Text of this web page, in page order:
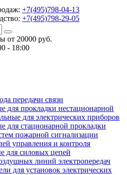
+7(495)798-04-13
+7(495)798-29-05
от 20000 руб.
- 18:00
передачи связи
для прокладки нестационарной
для электрических приборов
для стационарной прокладки
пожарной сигнализации
управления и контроля
для силовых цепей
линий электропередач
для установок электрических